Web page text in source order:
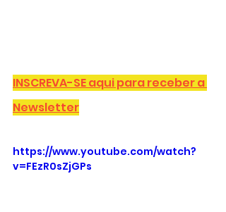
INSCREVA-SE aqui para receber a
Newsletter
https://www.youtube.com/watch?
v=FEzR0sZjGPs